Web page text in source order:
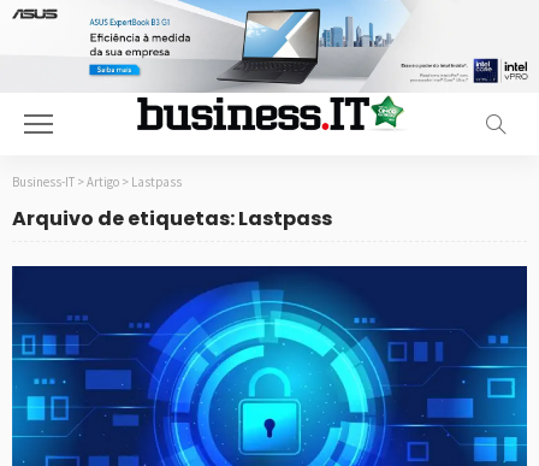
Business-IT > Artigo > Lastpass
Arquivo de etiquetas: Lastpass